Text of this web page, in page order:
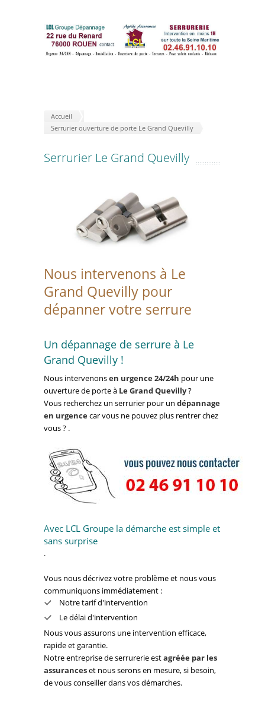
Accueil
Serrurier ouverture de porte Le Grand Quevilly
Serrurier Le Grand Quevilly
Nous intervenons à Le
Grand Quevilly pour
dépanner votre serrure
Un dépannage de serrure à Le
Grand Quevilly !
Nous intervenonsen urgence 24/24h pour une
ouverture de porte à Le Grand Quevilly?
Vous recherchez un serrurier pour un dépannage
en urgencecar vous ne pouvez plus rentrer chez
vous ? .
Avec LCL Groupe la démarche est simple et
sans surprise
.
Vous nous décrivez votre problème et nous vous
communiquons immédiatement :
Notre tarif d'intervention
Le délai d'intervention
Nous vous assurons une intervention efficace,
rapide et garantie.
Notre entreprise de serrurerie estagréée par les
assuranceset nous serons en mesure, si besoin,
de vous conseiller dans vos démarches.